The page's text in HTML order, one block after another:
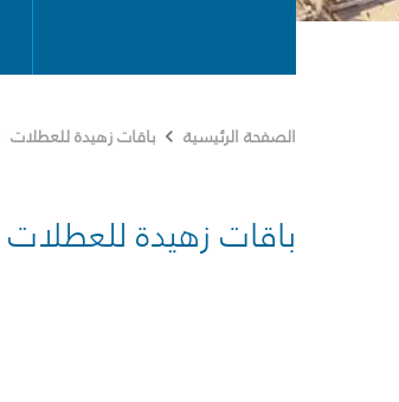
الصفحة الرئيسية باقات زهيدة للعطلات
باقات زهيدة